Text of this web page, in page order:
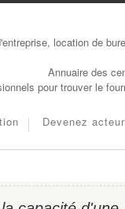
location de
Annuaire des
pour trouver le
Devenez acteur